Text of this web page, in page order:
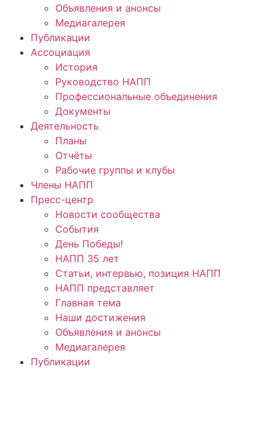
Объявления и анонсы
Медиагалерея
Публикации
Ассоциация
История
Руководство НАПП
Профессиональные объединения
Документы
Деятельность
Планы
Отчёты
Рабочие группы и клубы
Члены НАПП
Пресс-центр
Новости сообщества
События
День Победы!
НАПП 35 лет
Статьи, интервью, позиция НАПП
НАПП представляет
Главная тема
Наши достижения
Объявления и анонсы
Медиагалерея
Публикации